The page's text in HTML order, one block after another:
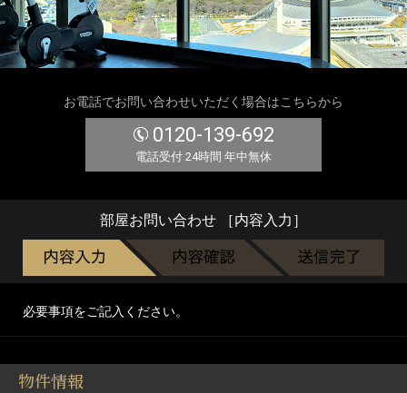
お電話でお問い合わせいただく場合はこちらから
0120-139-692
電話受付 24時間 年中無休
部屋お問い合わせ ［内容入力］
必要事項をご記入ください。
物件情報